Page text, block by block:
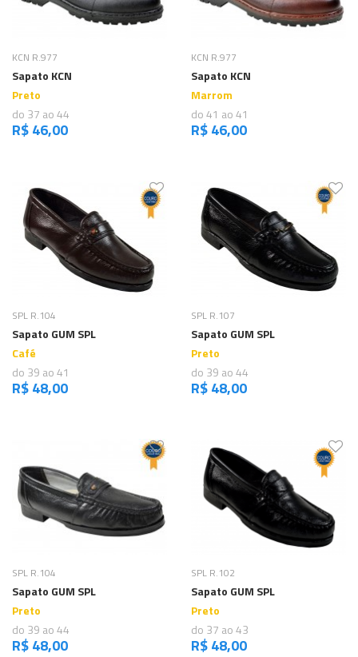
Comprar
KCN R.977
Sapato KCN
Preto
do 37 ao 44
R$ 46,00
Comprar
KCN R.977
Sapato KCN
Marrom
do 41 ao 41
R$ 46,00
SPL R.104
Sapato GUM SPL
Café
do 39 ao 41
R$ 48,00
Comprar
SPL R.107
Sapato GUM SPL
Preto
do 39 ao 44
R$ 48,00
SPL R.104
Sapato GUM SPL
Preto
do 39 ao 44
R$ 48,00
Comprar
SPL R.102
Sapato GUM SPL
Preto
do 37 ao 43
R$ 48,00